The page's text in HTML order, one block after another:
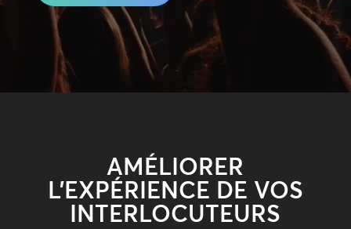
AMÉLIORER
L’EXPÉRIENCE DE VOS
INTERLOCUTEURS